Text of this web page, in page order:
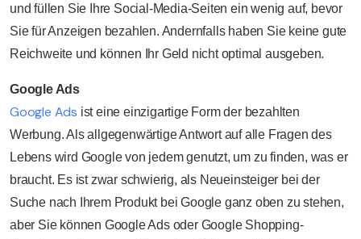
und füllen Sie Ihre Social-Media-Seiten ein wenig auf, bevor
Sie für Anzeigen bezahlen. Andernfalls haben Sie keine gute
Reichweite und können Ihr Geld nicht optimal ausgeben.
Google Ads
Google Ads ist eine einzigartige Form der bezahlten
Werbung. Als allgegenwärtige Antwort auf alle Fragen des
Lebens wird Google von jedem genutzt, um zu finden, was er
braucht. Es ist zwar schwierig, als Neueinsteiger bei der
Suche nach Ihrem Produkt bei Google ganz oben zu stehen,
aber Sie können Google Ads oder Google Shopping-